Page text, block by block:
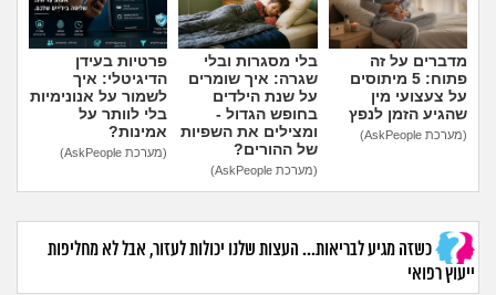
יוקר המחיה
גאווה
מדברים על זה
פתוח: 5 מיתוסים
על צעצועי מין
שהגיע הזמן לנפץ
(מערכת AskPeople)
בלי מסגרות ובלי
שגרה: איך שומרים
על שנת הילדים
בחופש הגדול -
ומצילים את השפיות
של ההורים?
(מערכת AskPeople)
פרטיות בעידן
הדיגיטלי: איך
לשמור על אנונימיות
בלי לוותר על
אמינות?
(מערכת AskPeople)
כשזה מגיע לבריאות... העצות שלנו יכולות לעזור, אבל לא מחליפות
ייעוץ רפואי